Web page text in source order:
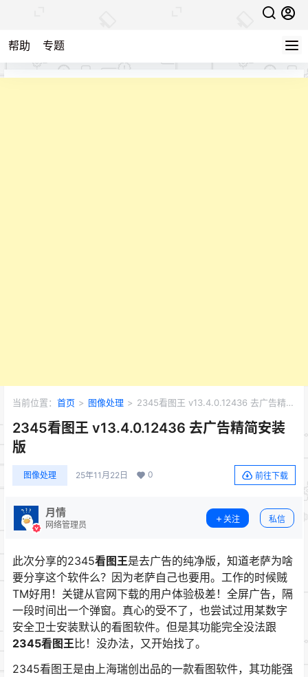
帮助 专题
当前位置： 首页 > 图像处理 > 2345看图王 v13.4.0.12436 去广告精简
2345看图王 v13.4.0.12436 去广告精简安装
版
图像处理 25年11月22日 0 前往下载
月情
网络管理员
关注 私信
此次分享的2345看图王是去广告的纯净版，知道老萨为啥
要分享这个软件么？因为老萨自己也要用。工作的时候贼
TM好用！关键从官网下载的用户体验极差！全屏广告，隔
一段时间出一个弹窗。真心的受不了，也尝试过用某数字
安全卫士安装默认的看图软件。但是其功能完全没法跟
2345看图王比！没办法，又开始找了。
2345看图王是由上海瑞创出品的一款看图软件，其功能强